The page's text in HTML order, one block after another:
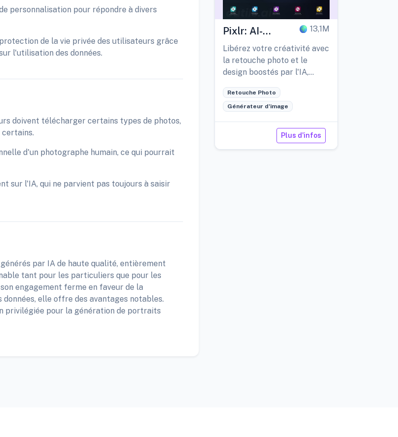
personnalisation pour répondre à divers
de la vie privée des utilisateurs grâce
l'utilisation des données.
doivent télécharger certains types de photos,
d'un photographe humain, ce qui pourrait
sur l'IA, qui ne parvient pas toujours à saisir
par IA de haute qualité, entièrement
tant pour les particuliers que pour les
engagement ferme en faveur de la
elle offre des avantages notables.
privilégiée pour la génération de portraits
Pixlr: AI-
Powered Editor
13,1M
Libérez votre créativité avec
la retouche photo et le
design boostés par l'IA,
Retouche Photo
Générateur d'image
Plus d'infos